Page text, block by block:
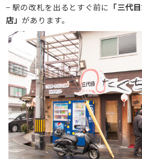
− 駅の改札を出るとすぐ前に 「三代
店」 があります。